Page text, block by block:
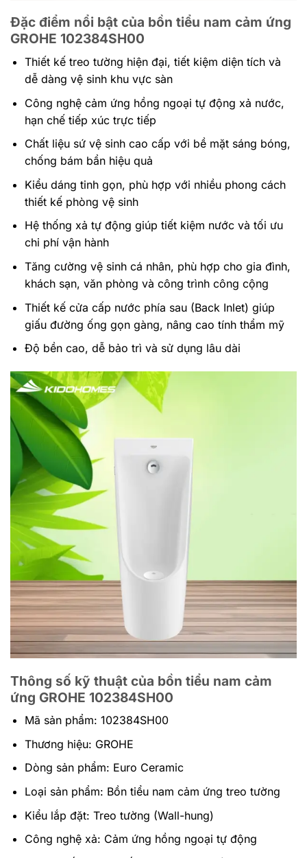
Đặc điểm nổi bật của bồn tiểu nam cảm ứng
GROHE 102384SH00
Thiết kế treo tường hiện đại, tiết kiệm diện tích và
dễ dàng vệ sinh khu vực sàn
Công nghệ cảm ứng hồng ngoại tự động xả nước,
hạn chế tiếp xúc trực tiếp
Chất liệu sứ vệ sinh cao cấp với bề mặt sáng bóng,
chống bám bẩn hiệu quả
Kiểu dáng tinh gọn, phù hợp với nhiều phong cách
thiết kế phòng vệ sinh
Hệ thống xả tự động giúp tiết kiệm nước và tối ưu
chi phí vận hành
Tăng cường vệ sinh cá nhân, phù hợp cho gia đình,
khách sạn, văn phòng và công trình công cộng
Thiết kế cửa cấp nước phía sau (Back Inlet) giúp
giấu đường ống gọn gàng, nâng cao tính thẩm mỹ
Độ bền cao, dễ bảo trì và sử dụng lâu dài
Thông số kỹ thuật của bồn tiểu nam cảm
ứng GROHE 102384SH00
Mã sản phẩm: 102384SH00
Thương hiệu: GROHE
Dòng sản phẩm: Euro Ceramic
Loại sản phẩm: Bồn tiểu nam cảm ứng treo tường
Kiểu lắp đặt: Treo tường (Wall-hung)
Công nghệ xả: Cảm ứng hồng ngoại tự động